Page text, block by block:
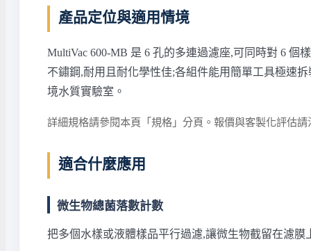
產品定位與適用情境
MultiVac 600-MB 是 6 孔的多連過濾座,可同時對 6
不鏽鋼,耐用且耐化學性佳;各組件能用簡單工具極速
境水質實驗室。
詳細規格請參閱本頁「規格」分頁。報價與客製化評估請
適合什麼應用
微生物總菌落數計數
把多個水樣或液體樣品平行過濾,讓微生物截留在濾